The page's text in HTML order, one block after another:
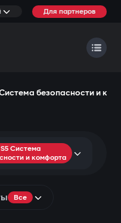
Для партнеров
безопасности и
S5 Система
и комфорта
Все